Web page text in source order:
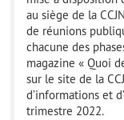
au siège de la
de réunions
chacune des
magazine « Quoi
sur le site de la
d’informations et
trimestre 2022.